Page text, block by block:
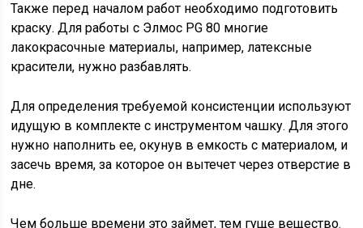
Также перед началом работ необходимо подготовить
краску. Для работы с Элмос PG 80 многие
лакокрасочные материалы, например, латексные
красители, нужно разбавлять.
Для определения требуемой консистенции используют
идущую в комплекте с инструментом чашку. Для этого
нужно наполнить ее, окунув в емкость с материалом, и
засечь время, за которое он вытечет через отверстие в
дне.
Чем больше времени это займет, тем гуще вещество.